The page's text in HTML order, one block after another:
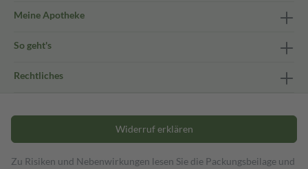
Meine Apotheke
So geht's
Rechtliches
Widerruf erklären
Zu Risiken und Nebenwirkungen lesen Sie die Packungsbeilage und